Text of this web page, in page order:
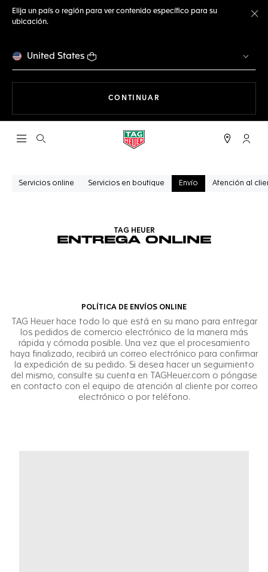
Elija un país o región para ver contenido específico para su
ubicación.
United States
CONTINUAR
Abrir el menú de búsqueda